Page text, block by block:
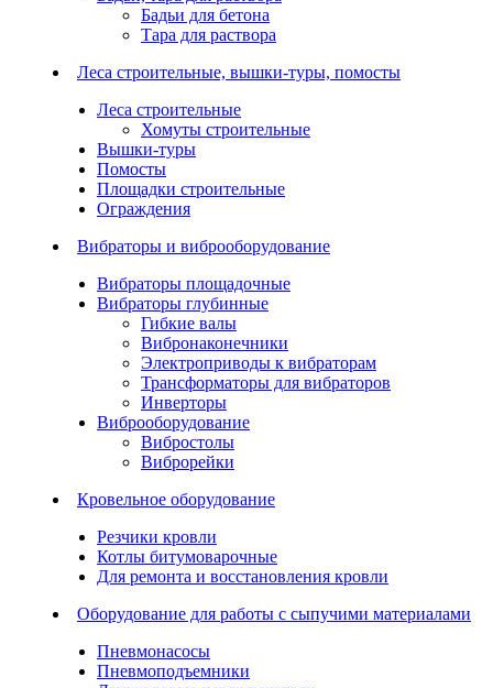
Бадьи для бетона
Тара для раствора
Леса строительные, вышки-туры, помосты
Леса строительные
Хомуты строительные
Вышки-туры
Помосты
Площадки строительные
Ограждения
Вибраторы и виброоборудование
Вибраторы площадочные
Вибраторы глубинные
Гибкие валы
Вибронаконечники
Электроприводы к вибраторам
Трансформаторы для вибраторов
Инверторы
Виброоборудование
Вибростолы
Виброрейки
Кровельное оборудование
Резчики кровли
Котлы битумоварочные
Для ремонта и восстановления кровли
Оборудование для работы с сыпучими материалами
Пневмонасосы
Пневмоподъемники